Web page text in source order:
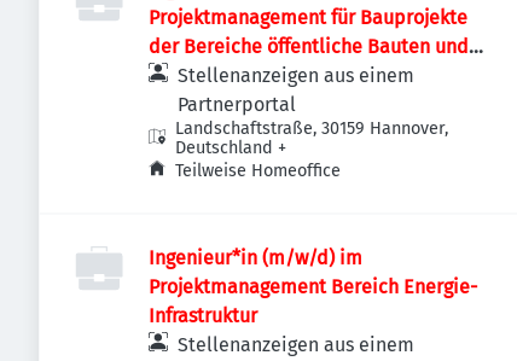
Projektmanagement für Bauprojekte
der Bereiche öffentliche Bauten und
Industriebauten / Infrastruktur
Stellenanzeigen aus einem
Partnerportal
Landschaftstraße, 30159 Hannover,
Deutschland +
Teilweise Homeoffice
Ingenieur*in (m/w/d) im
Projektmanagement Bereich Energie-
Infrastruktur
Stellenanzeigen aus einem